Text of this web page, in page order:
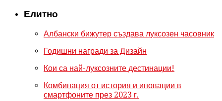
Елитно
Албански бижутер създава луксозен часовник
Годишни награди за Дизайн
Кои са най-луксозните дестинации!
Комбинация от история и иновации в
смартфоните през 2023 г.